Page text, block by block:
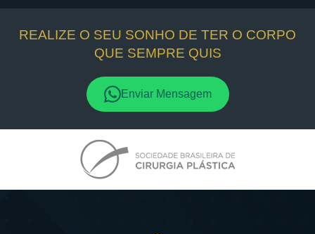
REALIZE O SEU SONHO DE TER O CORPO
QUE SEMPRE QUIS
Enviar Mensagem